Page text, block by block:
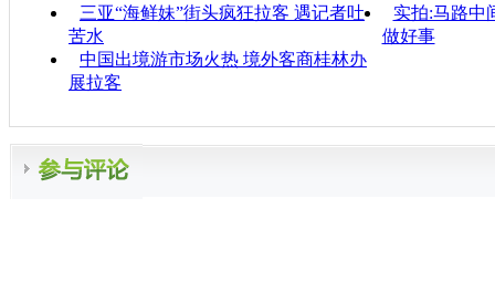
三亚“海鲜妹”街头疯狂拉客 遇记者吐
苦水
实拍:马路中
做好事
中国出境游市场火热 境外客商桂林办
展拉客